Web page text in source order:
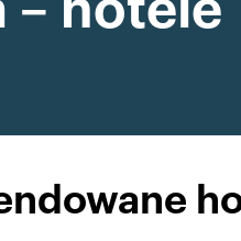
– hotele